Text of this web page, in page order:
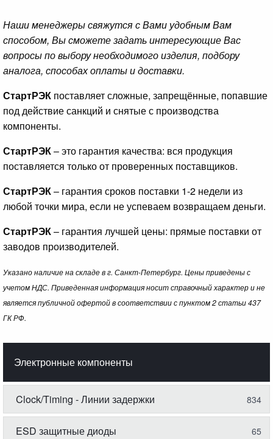
Наши менеджеры свяжутся с Вами удобным Вам
способом, Вы сможете задать интересующие Вас
вопросы по выбору необходимого изделия, подбору
аналога, способах оплаты и доставки.
СтартРЭК поставляет сложные, запрещённые, попавшие
под действие санкций и снятые с производства
компоненты.
СтартРЭК– это гарантия качества: вся продукция
поставляется только от проверенных поставщиков.
СтартРЭК– гарантия сроков поставки 1-2 недели из
любой точки мира, если не успеваем возвращаем деньги.
СтартРЭК– гарантия лучшей цены: прямые поставки от
заводов производителей.
Указано наличие на складе в г. Санкт-Петербург. Цены приведены с
учетом НДС. Приведенная информация носит справочный характер и не
является публичной офертой в соответствии с пунктом 2 статьи 437
ГК РФ.
Электронные компоненты
Clock/Timing - Линии задержки 834
ESD защитные диоды 65